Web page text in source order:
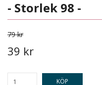
- Storlek 98 -
79 kr
39 kr
KÖP